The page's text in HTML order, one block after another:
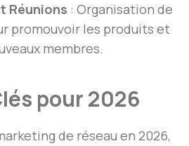
Réunions : Organisation de
promouvoir les produits et
membres.
pour 2026
de réseau en 2026,